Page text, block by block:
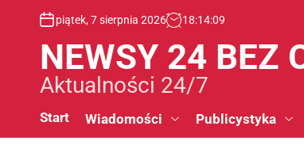
piątek, 7 sierpnia 2026 18:14:10
NEWSY 24 BEZ
Aktualności 24/7
Start Wiadomości Publicystyka